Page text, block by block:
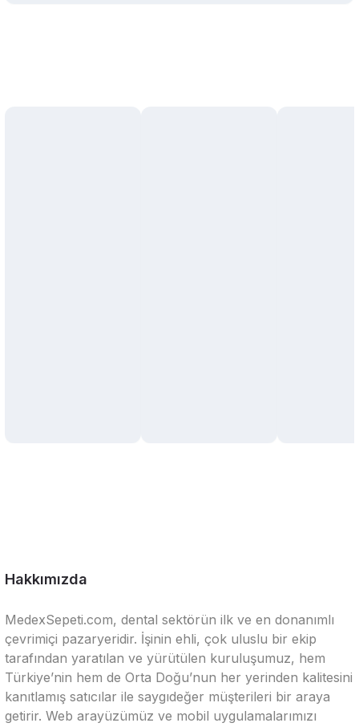
Hakkımızda
MedexSepeti.com, dental sektörün ilk ve en donanımlı
çevrimiçi pazaryeridir. İşinin ehli, çok uluslu bir ekip
tarafından yaratılan ve yürütülen kuruluşumuz, hem
Türkiye’nin hem de Orta Doğu’nun her yerinden kalitesini
kanıtlamış satıcılar ile saygıdeğer müşterileri bir araya
getirir. Web arayüzümüz ve mobil uygulamalarımızı